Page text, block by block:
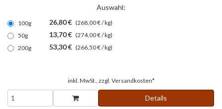
Auswahl:
100g 26,80 € (268,00 € / kg)
50g
13,70 € (274,00 € / kg)
200g
53,30 € (266,50 € / kg)
inkl. MwSt., zzgl. Versandkosten*
Details